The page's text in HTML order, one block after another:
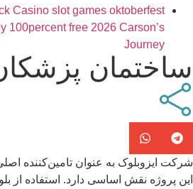
Casino slot games oktoberfest
100percent free 2026 Carson’s
Journey
ساختمان
شرکت ایزوبلوک به عنوان تامین‌کننده
این پروژه نقش اساسی دارد. استفاده از